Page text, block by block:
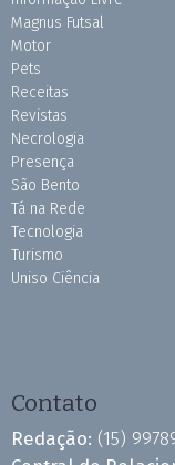
Magnus Futsal
Motor
Pets
Receitas
Revistas
Necrologia
Presença
São Bento
Tá na Rede
Tecnologia
Turismo
Uniso Ciência
Contato
Redação: (15)